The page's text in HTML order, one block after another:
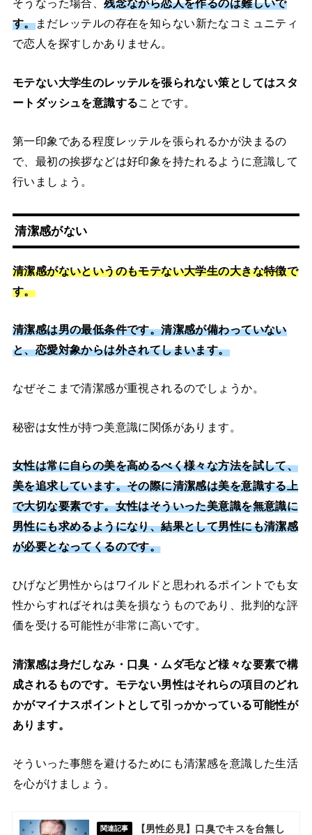
そうなった場合、残念ながら恋人を作るのは難しいで
す。まだレッテルの存在を知らない新たなコミュニティ
で恋人を探すしかありません。
モテない大学生のレッテルを張られない策としてはスタ
ートダッシュを意識する ことです。
第一印象である程度レッテルを張られるかが決まるの
で、最初の挨拶などは好印象を持たれるように意識して
行いましょう。
清潔感がない
清潔感がないというのもモテない大学生の大きな特徴で
す。
清潔感は男の最低条件です。清潔感が備わっていない
と、恋愛対象からは外されてしまいます。
なぜそこまで清潔感が重視されるのでしょうか。
秘密は女性が持つ美意識に関係があります。
女性は常に自らの美を高めるべく様々な方法を試して、
美を追求しています。その際に清潔感は美を意識する上
で大切な要素です。女性はそういった美意識を無意識に
男性にも求めるようになり、結果として男性にも清潔感
が必要となってくるのです。
ひげなど男性からはワイルドと思われるポイントでも女
性からすればそれは美を損なうものであり、批判的な評
価を受ける可能性が非常に高いです。
清潔感は身だしなみ・口臭・ムダ毛など様々な要素で構
成されるものです。モテない男性はそれらの項目のどれ
かがマイナスポイントとして引っかかっている可能性が
あります。
そういった事態を避けるためにも清潔感を意識した生活
を心がけましょう。
関連記事
【男性必見】口臭でキスを台無し